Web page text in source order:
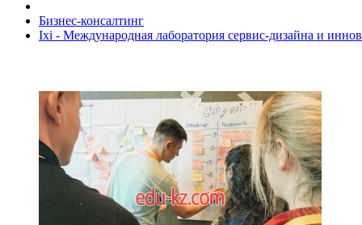
Бизнес-консалтинг
Ixi - Международная лаборатория сервис-дизайна и